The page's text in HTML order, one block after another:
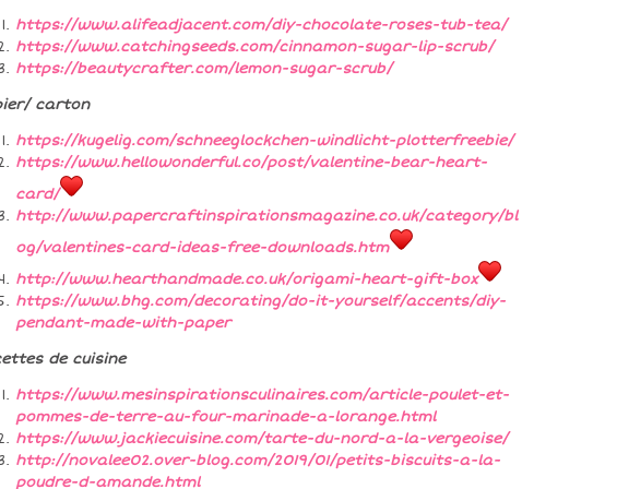
https://www.alifeadjacent.com/diy-chocolate-roses-tub-tea/
https://www.catchingseeds.com/cinnamon-sugar-lip-scrub/
https://beautycrafter.com/lemon-sugar-scrub/
carton
https://kugelig.com/schneeglockchen-windlicht-plotterfreebie/
https://www.hellowonderful.co/post/valentine-bear-heart-
card/
http://www.papercraftinspirationsmagazine.co.uk/category/bl
og/valentines-card-ideas-free-downloads.htm
http://www.hearthandmade.co.uk/origami-heart-gift-box
https://www.bhg.com/decorating/do-it-yourself/accents/diy-
pendant-made-with-paper
de cuisine
https://www.mesinspirationsculinaires.com/article-poulet-et-
pommes-de-terre-au-four-marinade-a-lorange.html
https://www.jackiecuisine.com/tarte-du-nord-a-la-vergeoise/
http://novalee02.over-blog.com/2019/01/petits-biscuits-a-la-
poudre-d-amande.html